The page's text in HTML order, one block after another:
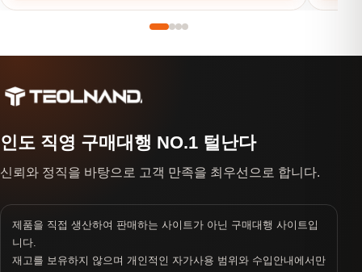
인도 직영 구매대행 NO.1 털난다
신뢰와 정직을 바탕으로 고객 만족을 최우선으로 합니다.
제품을 직접 생산하여 판매하는 사이트가 아닌 구매대행 사이트입
니다.
재고를 보유하지 않으며 개인적인 자가사용 범위와 수입안내에서만